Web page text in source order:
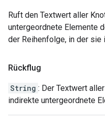
Ruft den Textwert aller
untergeordnete Elemente
der Reihenfolge, in der sie
Rückflug
String : Der Textwert
indirekte untergeordnete